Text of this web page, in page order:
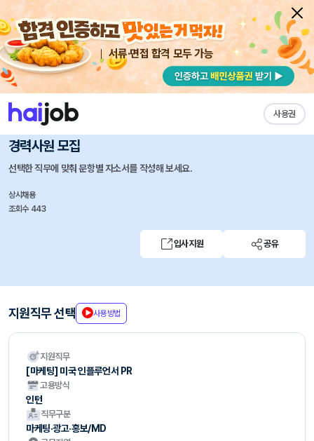
서류·면접 합격 모두 가능
사용권
채용공고 자소서 자유항목 자소서 내 작성목록
에이피알 즐겨찾기
[마케팅] 미국 인플루언서 PR 채용연계형 인턴 및
경력사원 모집
선택한 직무에 맞춰 문항별 자소서를 작성해 보세요.
상시채용
조회수 443
입사지원 공유
지원직무 선택 사용방법
지원직무
[마케팅] 미국 인플루언서 PR
고용방식
인턴
직무구분
마케팅·광고·홍보/MD